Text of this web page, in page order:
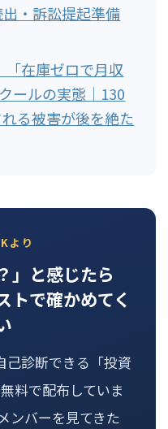
・訴訟提起準備
「在庫ゼロで月収
ールの実態｜130
る被害が後を絶た
より
」と感じたら
トで確かめてく
己診断できる「投資
料で配布していま
ンバーを見てきた